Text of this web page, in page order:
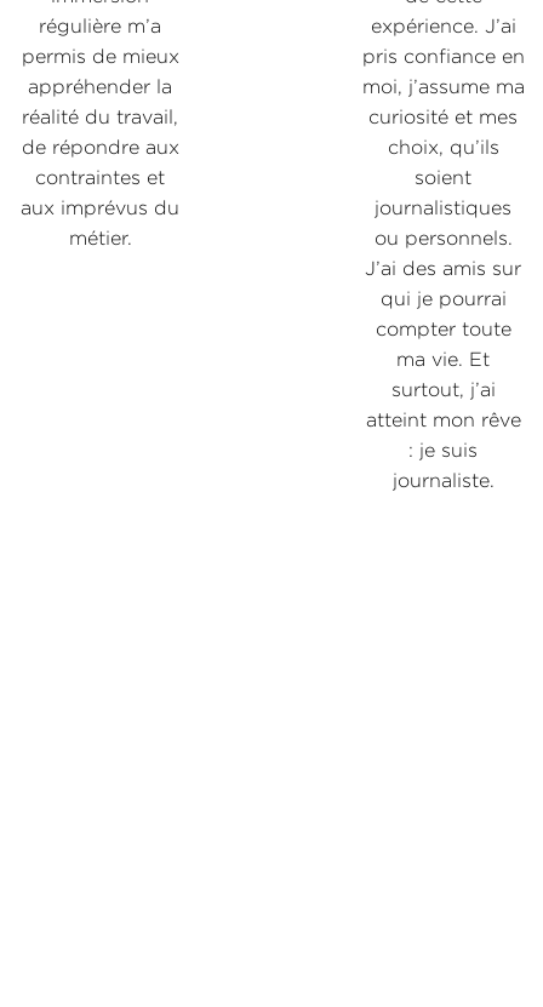
régulière m’a
permis de mieux
appréhender la
réalité du travail,
de répondre aux
contraintes et
aux imprévus du
métier.
expérience. J’ai
pris confiance en
moi, j’assume ma
curiosité et mes
choix, qu’ils
soient
journalistiques
ou personnels.
J’ai des amis sur
qui je pourrai
compter toute
ma vie. Et
surtout, j’ai
atteint mon rêve
: je suis
journaliste.